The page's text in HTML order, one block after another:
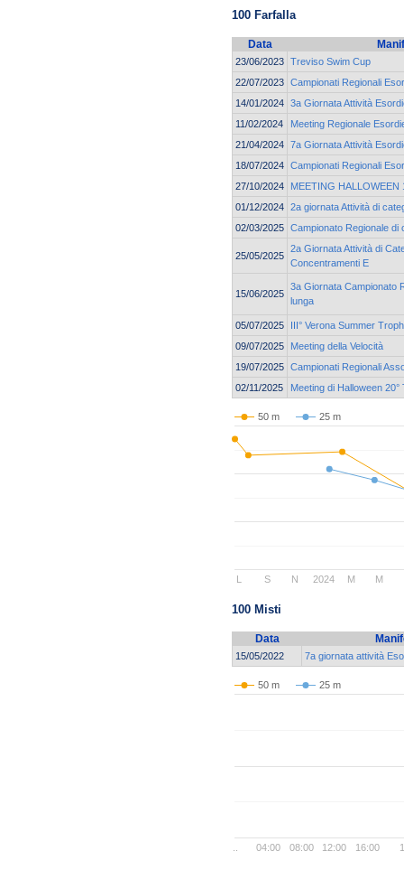
100 Farfalla
Data
23/06/2023 Treviso Swim Cup
22/07/2023 Campionati Regionali
14/01/2024 3a Giornata Attività
11/02/2024
Meeting Regionale
21/04/2024 7a Giornata Attività
18/07/2024 Campionati Regionali
27/10/2024
MEETING HALLOWEEN
01/12/2024 2a giornata Attività di
02/03/2025 Campionato Regionale di
25/05/2025
2a Giornata Attività di
Concentramenti E
15/06/2025
3a Giornata Campionato
lunga
05/07/2025
III° Verona Summer
09/07/2025
Meeting della Velocità
19/07/2025 Campionati Regionali
02/11/2025
Meeting di Halloween
50 m 25 m
2024
L S N M M
100 Misti
Data
15/05/2022 7a giornata attività
50 m 25 m
04:00 08:00 12:00 16:00